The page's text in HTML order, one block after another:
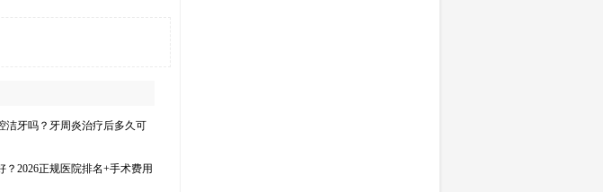
洁牙吗？牙周炎治疗后多久可
？2026正规医院排名+手术费用